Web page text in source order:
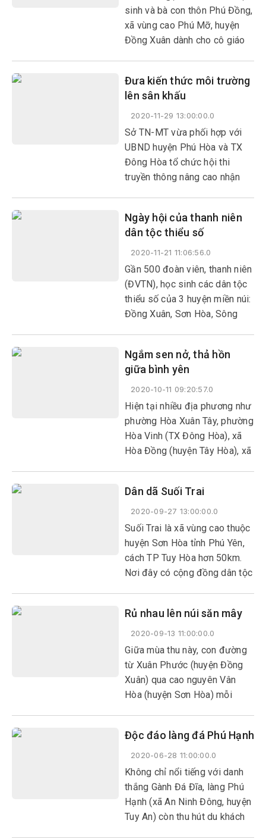
sinh và bà con thôn Phú Đồng,
xã vùng cao Phú Mỡ, huyện
Đồng Xuân dành cho cô giáo
thị trấn La Hai, cách trung tâm
xã Phú Mỡ 50km đường đèo
dốc, lội suối.
Đưa kiến thức môi trường
lên sân khấu
2020-11-29 13:00:00.0
Sở TN-MT vừa phối hợp với
UBND huyện Phú Hòa và TX
Đông Hòa tổ chức hội thi
truyền thông nâng cao nhận
trường với chủ đề “Biến đổi
khí hậu, hiểu biết để ứng phó,
sáng tạo để thích ứng” bằng
hình thức sân khấu hóa.
Ngày hội của thanh niên
dân tộc thiểu số
2020-11-21 11:06:56.0
Gần 500 đoàn viên, thanh niên
(ĐVTN), học sinh các dân tộc
thiểu số của 3 huyện miền núi:
Đồng Xuân, Sơn Hòa, Sông
tỉnh Phú Yên lần thứ III năm
2020 vừa diễn ra tại Trung tâm
Văn hóa, thể thao và Truyền
thanh truyền hình huyện Sơn
Hòa.
Ngắm sen nở, thả hồn
giữa bình yên
2020-10-11 09:20:57.0
Hiện tại nhiều địa phương như
phường Hòa Xuân Tây, phường
Hòa Vinh (TX Đông Hòa), xã
Hòa Đồng (huyện Tây Hòa), xã
nhiều, vừa góp phần xây dựng
nông thôn mới xanh - sạch -
đẹp, vừa có thêm thu nhập từ
loại cây này.
Dân dã Suối Trai
2020-09-27 13:00:00.0
Suối Trai là xã vùng cao thuộc
huyện Sơn Hòa tỉnh Phú Yên,
cách TP Tuy Hòa hơn 50km.
Nơi đây có cộng đồng dân tộc
giàu bản sắc, con người chân
thành và mến khách.
Rủ nhau lên núi săn mây
2020-09-13 11:00:00.0
Giữa mùa thu này, con đường
từ Xuân Phước (huyện Đồng
Xuân) qua cao nguyên Vân
Hòa (huyện Sơn Hòa) mỗi
Độc đáo làng đá Phú Hạnh
2020-06-28 11:00:00.0
Không chỉ nổi tiếng với danh
thắng Gành Đá Đĩa, làng Phú
Hạnh (xã An Ninh Đông, huyện
Tuy An) còn thu hút du khách